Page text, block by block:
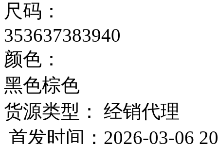
尺码：
353637383940
颜色：
黑色棕色
货源类型： 经销代理
首发时间：2026-03-06